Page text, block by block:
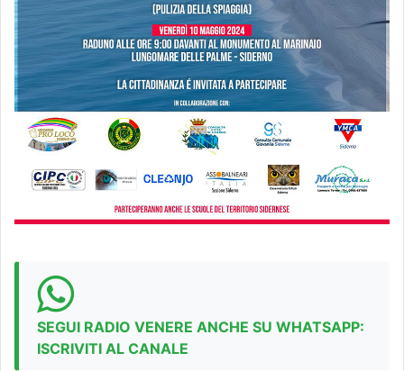
SEGUI RADIO VENERE ANCHE SU WHATSAPP:
ISCRIVITI AL CANALE